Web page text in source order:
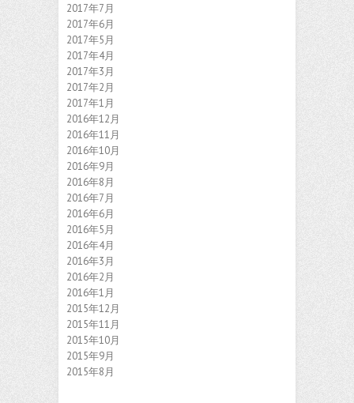
2017年7月
2017年6月
2017年5月
2017年4月
2017年3月
2017年2月
2017年1月
2016年12月
2016年11月
2016年10月
2016年9月
2016年8月
2016年7月
2016年6月
2016年5月
2016年4月
2016年3月
2016年2月
2016年1月
2015年12月
2015年11月
2015年10月
2015年9月
2015年8月